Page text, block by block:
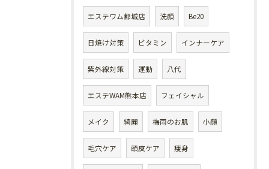
エステワム都城店 洗顔 Be20
日焼け対策 ビタミン インナーケア
紫外線対策 運動 八代
エステWAM熊本店 フェイシャル
メイク 綺麗 梅雨のお肌 小顔
毛穴ケア 頭皮ケア 痩身